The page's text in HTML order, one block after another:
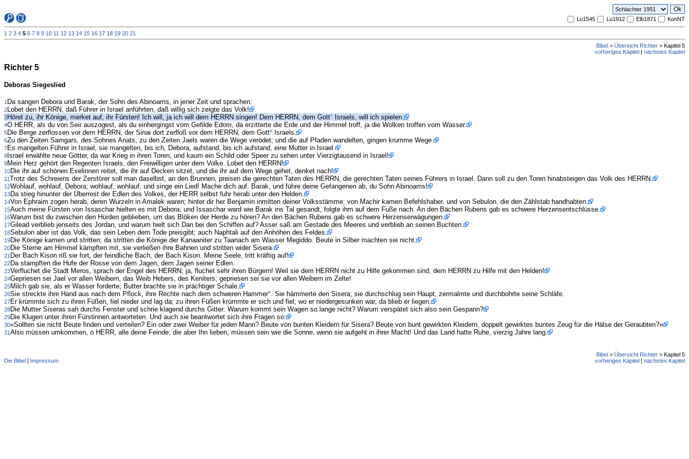
Lu1545 Lu1912 Elb1871 KonNT
1 2 3 4 5 6 7 8 9 10 11 12 13 14 15 16 17 18 19 20 21
Bibel > Übersicht Richter > Kapitel 5
vorheriges Kapitel | nächstes Kapitel
Richter 5
Deboras Siegeslied
1 Da sangen Debora und Barak, der Sohn des Abinoams, in jener Zeit und sprachen:
2Lobet den HERRN, daß Führer in Israel anführten, daß willig sich zeigte das Volk!
3Höret zu, ihr Könige, merket auf, ihr Fürsten! Ich will, ja ich will dem HERRN singen! Dem HERRN, dem Gott Israels, will ich spielen.
4O HERR, als du von Seir auszogest, als du einhergingst vom Gefilde Edom, da erzitterte die Erde und der Himmel troff, ja die Wolken troffen vom Wasser.
5Die Berge zerflossen vor dem HERRN, der Sinai dort zerfloß vor dem HERRN, dem Gott Israels.
6Zu den Zeiten Samgars, des Sohnes Anats, zu den Zeiten Jaels waren die Wege verödet; und die auf Pfaden wandelten, gingen krumme Wege.
7Es mangelten Führer in Israel, sie mangelten, bis ich, Debora, aufstand, bis ich aufstand, eine Mutter in Israel.
8 Israel erwählte neue Götter, da war Krieg in ihren Toren, und kaum ein Schild oder Speer zu sehen unter Vierzigtausend in Israel!
9Mein Herz gehört den Regenten Israels, den Freiwilligen unter dem Volke. Lobet den HERRN!
10Die ihr auf schönen Eselinnen reitet, die ihr auf Decken sitzet, und die ihr auf dem Wege gehet, denket nach!
11Trotz des Schreiens der Zerstörer soll man daselbst, an den Brunnen, preisen die gerechten Taten des HERRN, die gerechten Taten seines Führers in Israel. Dann soll zu den Toren hinabsteigen das Volk des HERRN.
12Wohlauf, wohlauf, Debora; wohlauf, wohlauf, und singe ein Lied! Mache dich auf, Barak, und führe deine Gefangenen ab, du Sohn Abinoams!
13Da stieg hinunter der Überrest der Edlen des Volkes, der HERR selbst fuhr herab unter den Helden.
14Von Ephraim zogen herab, deren Wurzeln in Amalek waren; hinter dir her Benjamin inmitten deiner Volksstämme; von Machir kamen Befehlshaber, und von Sebulon, die den Zählstab handhabten.
15Auch meine Fürsten von Issaschar hielten es mit Debora; und Issaschar ward wie Barak ins Tal gesandt, folgte ihm auf dem Fuße nach. An den Bächen Rubens gab es schwere Herzensentschlüsse.
16Warum bist du zwischen den Hürden geblieben, um das Blöken der Herde zu hören? An den Bächen Rubens gab es schwere Herzenserwägungen.
17Gilead verblieb jenseits des Jordan, und warum hielt sich Dan bei den Schiffen auf? Asser saß am Gestade des Meeres und verblieb an seinen Buchten.
18Sebulon aber ist das Volk, das sein Leben dem Tode preisgibt; auch Naphtali auf den Anhöhen des Feldes.
19Die Könige kamen und stritten; da stritten die Könige der Kanaaniter zu Taanach am Wasser Megiddo. Beute in Silber machten sie nicht.
20Die Sterne am Himmel kämpften mit, sie verließen ihre Bahnen und stritten wider Sisera.
21 Der Bach Kison riß sie fort, der feindliche Bach, der Bach Kison. Meine Seele, tritt kräftig auf!
22Da stampften die Hufe der Rosse von dem Jagen, dem Jagen seiner Edlen.
23Verfluchet die Stadt Meros, sprach der Engel des HERRN; ja, fluchet sehr ihren Bürgern! Weil sie dem HERRN nicht zu Hilfe gekommen sind, dem HERRN zu Hilfe mit den Helden!
24Gepriesen sei Jael vor allen Weibern, das Weib Hebers, des Keniters; gepriesen sei sie vor allen Weibern im Zelte!
25Milch gab sie, als er Wasser forderte, Butter brachte sie in prächtiger Schale.
26Sie streckte ihre Hand aus nach dem Pflock, ihre Rechte nach dem schweren Hammer . Sie hämmerte den Sisera; sie durchschlug sein Haupt, zermalmte und durchbohrte seine Schläfe.
27Er krümmte sich zu ihren Füßen, fiel nieder und lag da; zu ihren Füßen krümmte er sich und fiel; wo er niedergesunken war, da blieb er liegen.
28Die Mutter Siseras sah durchs Fenster und schrie klagend durchs Gitter: Warum kommt sein Wagen so lange nicht? Warum verspätet sich also sein Gespann?
29Die Klugen unter ihren Fürstinnen antworteten. Und auch sie beantwortet sich ihre Fragen so:
30«Sollten sie nicht Beute finden und verteilen? Ein oder zwei Weiber für jeden Mann? Beute von bunten Kleidern für Sisera? Beute von bunt gewirkten Kleidern, doppelt gewirktes buntes Zeug für die Hälse der Geraubten?»
31Also müssen umkommen, o HERR, alle deine Feinde; die aber Ihn lieben, müssen sein wie die Sonne, wenn sie aufgeht in ihrer Macht! Und das Land hatte Ruhe, vierzig Jahre lang.
Bibel > Übersicht Richter > Kapitel 5
Die Bibel | Impressum vorheriges Kapitel | nächstes Kapitel